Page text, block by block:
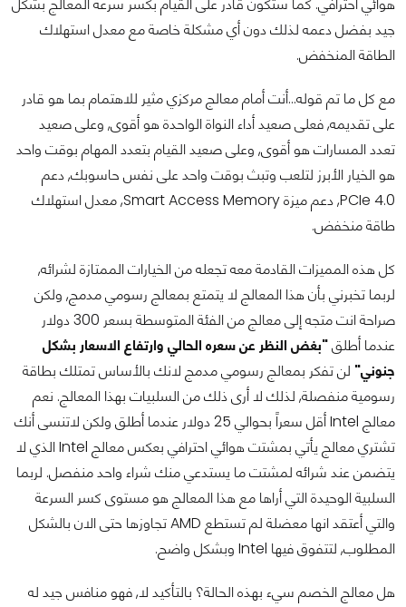
جيد بفضل دعمه لذلك دون أي مشكلة خاصة مع معدل استهلاك
الطاقة المنخفض.
مع كل ما تم قوله...أنت أمام معالج مركزي مثير للاهتمام بما هو قادر
على تقديمه, فعلى صعيد أداء النواة الواحدة هو أقوى, وعلى صعيد
تعدد المسارات هو أقوى, وعلى صعيد القيام بتعدد المهام بوقت واحد
هو الخيار الأبرز لتلعب وتبث بوقت واحد على نفس حاسوبك, دعم
PCIe 4.0, دعم ميزة Smart Access Memory, معدل استهلاك
طاقة منخفض.
كل هذه المميزات القادمة معه تجعله من الخيارات الممتازة لشرائه,
لربما تخبرني بأن هذا المعالج لا يتمتع بمعالج رسومي مدمج, ولكن
صراحة انت متجه إلى معالج من الفئة المتوسطة بسعر 300 دولار
عندما أطلق"بغض النظر عن سعره الحالي وارتفاع الاسعار بشكل
جنوني" لن تفكر بمعالج رسومي مدمج لانك بالأساس تمتلك بطاقة
رسومية منفصلة, لذلك لا أرى ذلك من السلبيات بهذا المعالج. نعم
معالج Intel أقل سعراً بحوالي 25 دولار عندما أطلق ولكن لاتنسى أنك
تشتري معالج يأتي بمشتت هوائي احترافي بعكس معالج Intel الذي لا
يتضمن عند شرائه لمشتت ما يستدعي منك شراء واحد منفصل. لربما
السلبية الوحيدة التي أراها مع هذا المعالج هو مستوى كسر السرعة
والتي أعتقد انها معضلة لم تستطع AMD تجاوزها حتى الان بالشكل
المطلوب, لتتفوق فيها Intel وبشكل واضح.
هل معالج الخصم سيء بهذه الحالة؟ بالتأكيد لا, فهو منافس جيد له